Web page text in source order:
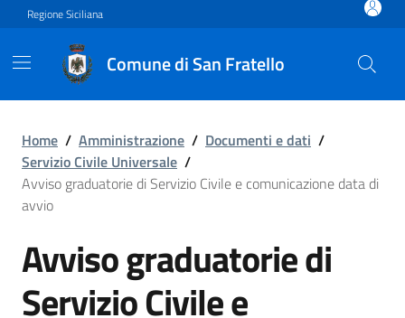
Vai ai contenuti
Vai al footer
Regione Siciliana
Comune di San Fratello
Avviso graduatorie di
Home / Amministrazione / Documenti e dati /
Servizio Civile Universale /
Avviso graduatorie di Servizio Civile e comunicazione data di
avvio
Avviso graduatorie di
Servizio Civile e